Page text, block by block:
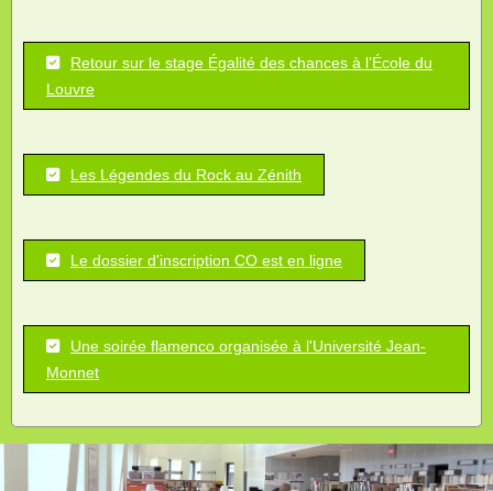
Retour sur le stage Égalité des chances à l’École du
Louvre
Les Légendes du Rock au Zénith
Le dossier d'inscription CO est en ligne
Une soirée flamenco organisée à l'Université Jean-
Monnet